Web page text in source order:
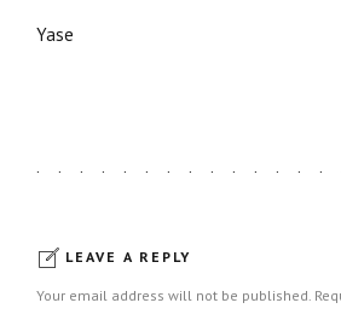
Yase
LEAVE A REPLY
Your email address will not be published.